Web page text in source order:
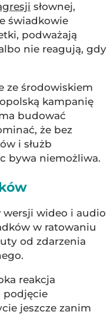
słownej,
świadkowie
podważają
nie reagują, gdy
ze środowiskiem
kampanię
budować
że bez
i służb
bywa niemożliwa.
wideo i audio
w ratowaniu
od zdarzenia
reakcja
podjęcie
jeszcze zanim